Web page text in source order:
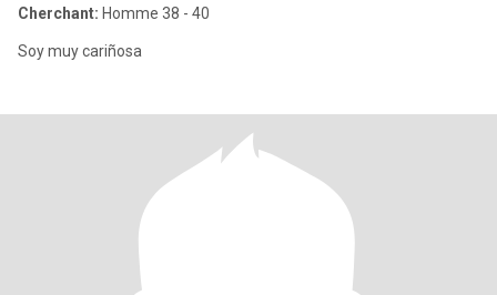
Cherchant: Homme 38 - 40
Soy muy cariñosa